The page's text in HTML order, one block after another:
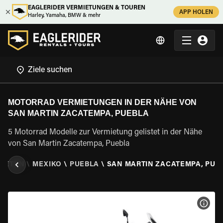
EAGLERIDER VERMIETUNGEN & TOUREN
Harley, Yamaha, BMW & mehr
APP HOLEN
MOTORRAD VERMIETUNGEN IN DER NÄHE VON
SAN MARTIN ZACATEMPA, PUEBLA
5 Motorrad Modelle zur Vermietung gelistet in der Nähe
von San Martin Zacatempa, Puebla
\ MEXIKO \ PUEBLA \ SAN MARTIN ZACATEMPA,